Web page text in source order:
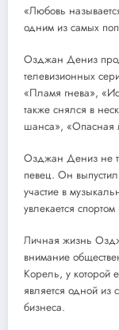
«Любовь
одним из самых
Озджан Дениз
телевизионных
«Пламя гнева»,
также снялся в
шанса», «Опасная
Озджан Дениз не
певец. Он
участие в
увлекается
Личная жизнь
внимание
Корель, у которой
является одной из
бизнеса.